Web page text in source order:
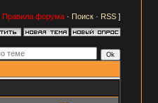
Правила форума· Поиск· RSS]